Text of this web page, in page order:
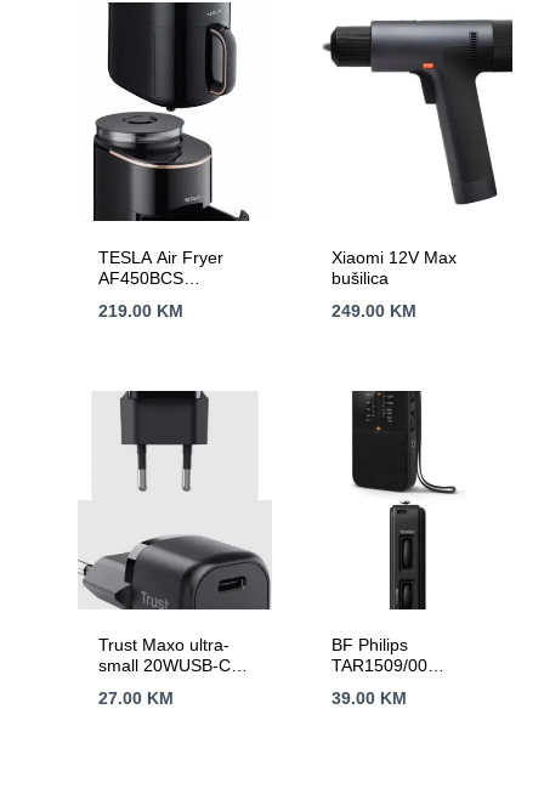
TESLA Air Fryer
AF450BCS
Snaga 1500W
219.00 KM
Xiaomi 12V Max
bušilica
249.00 KM
Trust Maxo ultra-
small 20WUSB-C
itablete
27.00 KM
BF Philips
TAR1509/00
baterija;
39.00 KM